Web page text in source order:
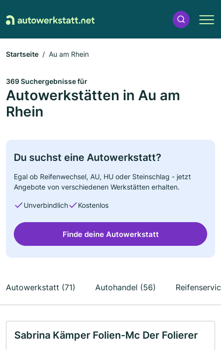
Startseite Au am Rhein
369 Suchergebnisse für
Autowerkstätten in Au am
Rhein
Du suchst eine Autowerkstatt?
Egal ob Reifenwechsel, AU, HU oder Steinschlag - jetzt
Angebote von verschiedenen Werkstätten erhalten.
Unverbindlich Kostenlos
Finde deine Autowerkstatt
Autowerkstatt (71) Autohandel (56)
Sabrina Kämper Folien-Mc Der Folierer